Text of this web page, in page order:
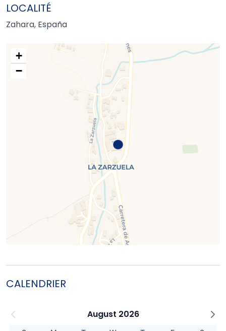
LOCALITÉ
Zahara, España
+
−
CALENDRIER
August 2026